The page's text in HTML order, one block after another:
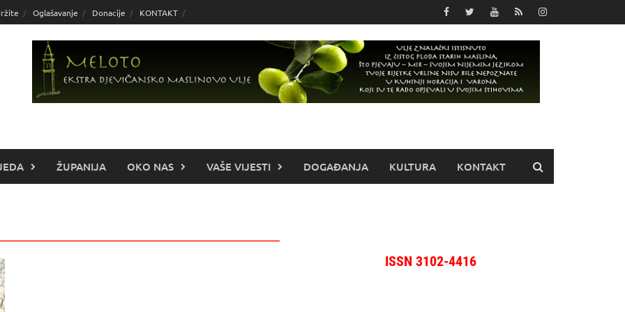
Oglašavanje Donacije KONTAKT
ŽUPANIJA OKO NAS VAŠE VIJESTI DOGAĐANJA KULTURA KONTAKT
ISSN 3102-4416